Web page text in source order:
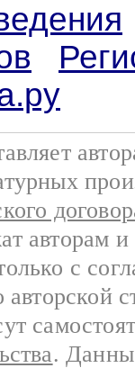
авторам
с
.